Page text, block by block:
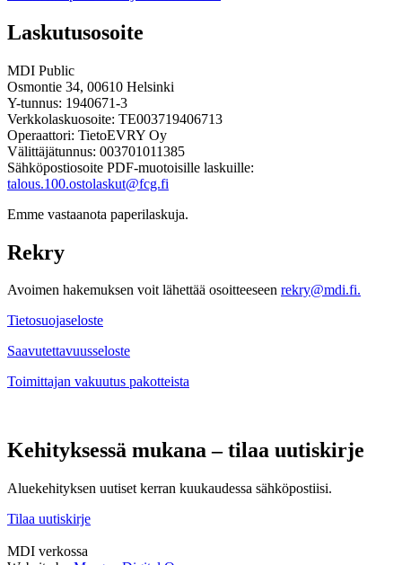
Laskutusosoite
MDI Public
Osmontie 34, 00610 Helsinki
Y-tunnus: 1940671-3
Verkkolaskuosoite: TE003719406713
Operaattori: TietoEVRY Oy
Välittäjätunnus: 003701011385
Sähköpostiosoite PDF-muotoisille laskuille:
talous.100.ostolaskut@fcg.fi
Emme vastaanota paperilaskuja.
Rekry
Avoimen hakemuksen voit lähettää osoitteeseen rekry@mdi.fi.
Tietosuojaseloste
Saavutettavuusseloste
Toimittajan vakuutus pakotteista
Kehityksessä mukana – tilaa uutiskirje
Aluekehityksen uutiset kerran kuukaudessa sähköpostiisi.
Tilaa uutiskirje
MDI verkossa